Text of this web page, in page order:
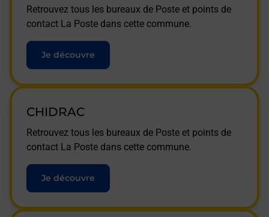
Retrouvez tous les bureaux de Poste et points de
contact La Poste dans cette commune.
Je découvre
CHIDRAC
Retrouvez tous les bureaux de Poste et points de
contact La Poste dans cette commune.
Je découvre